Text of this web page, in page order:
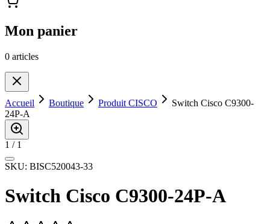
Mon panier
0 articles
Accueil Boutique Produit CISCO
Switch Cisco C9300-
24P-A
1 / 1
SKU: BISC520043-33
Switch Cisco C9300-24P-A